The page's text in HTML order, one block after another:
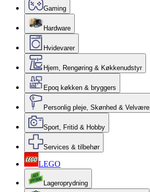
Gaming
Hardware
Hvidevarer
Hjem, Rengøring & Køkkenudstyr
Epoq køkken & bryggers
Personlig pleje, Skønhed & Velvære
Sport, Fritid & Hobby
Services & tilbehør
LEGO
Lageroprydning